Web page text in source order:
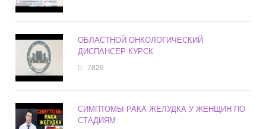
ОБЛАСТНОЙ ОНКОЛОГИЧЕСКИЙ
ДИСПАНСЕР КУРСК
7829
СИМПТОМЫ РАКА ЖЕЛУДКА У ЖЕНЩИН ПО
СТАДИЯМ